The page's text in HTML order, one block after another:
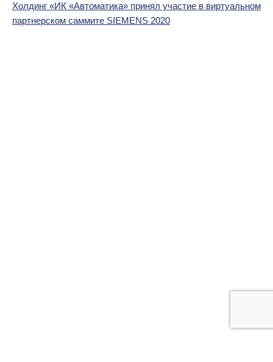
Холдинг «ИК «Автоматика» принял участие в виртуальном
партнерском саммите SIEMENS 2020